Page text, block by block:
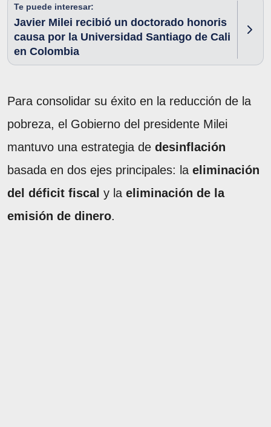
Te puede interesar:
Javier Milei recibió un doctorado honoris
causa por la Universidad Santiago de Cali
en Colombia
Para consolidar su éxito en la reducción de la
pobreza, el Gobierno del presidente Milei
mantuvo una estrategia de desinflación
basada en dos ejes principales: la eliminación
del déficit fiscal y la eliminación de la
emisión de dinero.